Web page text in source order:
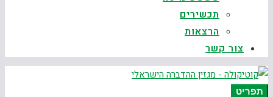
תכשירים
הרצאות
צור קשר
תפריט